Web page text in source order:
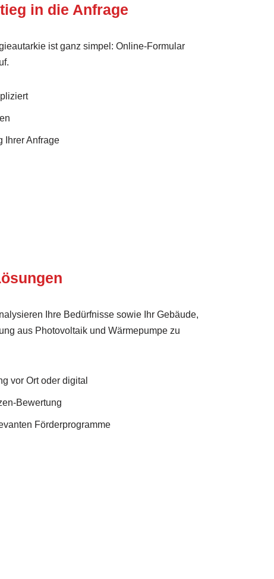
in die Anfrage
ist ganz simpel: Online-Formular
Ihrer Anfrage
Ihre Bedürfnisse sowie Ihr Gebäude,
aus Photovoltaik und Wärmepumpe zu
vor Ort oder digital
Bewertung
Förderprogramme